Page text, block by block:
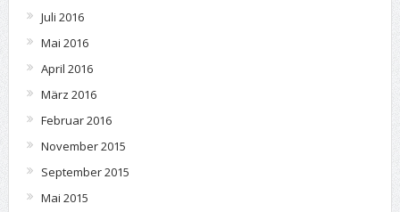
Juli 2016
Mai 2016
April 2016
März 2016
Februar 2016
November 2015
September 2015
Mai 2015